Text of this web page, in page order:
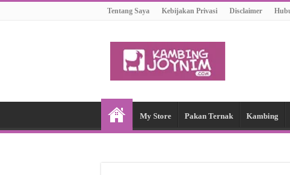
Tentang Saya Kebijakan Privasi Disclaimer
My Store Pakan Ternak Kambing